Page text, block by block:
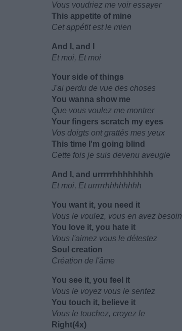
Vous voudriez me voir essayer
This appetite of mine
Cet appétit est le mien
And I, and I
Et moi, Et moi
Your side of things
J'ai perdu de vue des choses
You wanna show me
Que vous voulez me montrer
Your fingers scratch my eyes
Vos doigts ont grattés mes yeux
This time I'm going blind
Cette fois je suis devenu aveugle
And I, and urrrrrhhhhhhhh
Et moi, Et urrrrrhhhhhhhh
You want it, you need it
Vous le voulez, vous en avez besoin
You love it, you hate it
Vous l'aimez vous le détestez
Soul creation
Création de l'âme
You see it, you feel it
Vous le voyez vous le sentez
You touch it, believe it
Vous le touchez, croyez le
Right(4x)